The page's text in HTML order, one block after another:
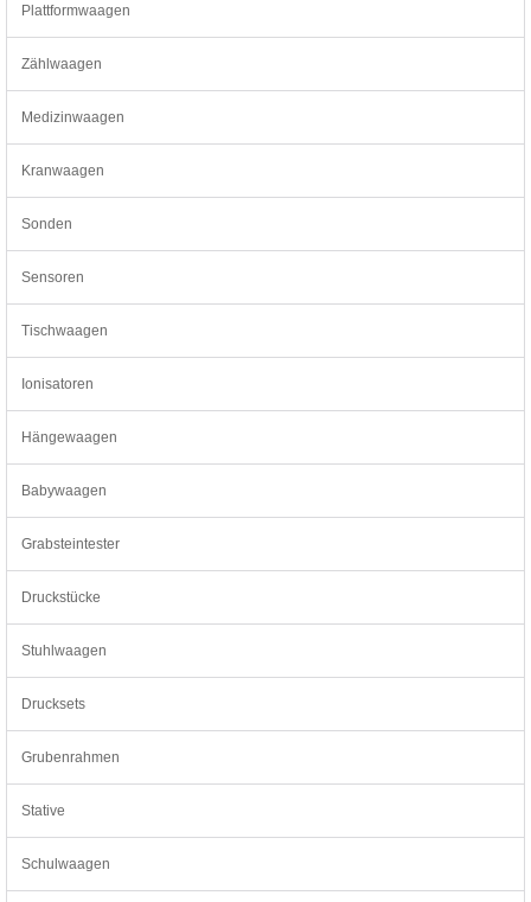
Plattformwaagen
Zählwaagen
Medizinwaagen
Kranwaagen
Sonden
Sensoren
Tischwaagen
Ionisatoren
Hängewaagen
Babywaagen
Grabsteintester
Druckstücke
Stuhlwaagen
Drucksets
Grubenrahmen
Stative
Schulwaagen